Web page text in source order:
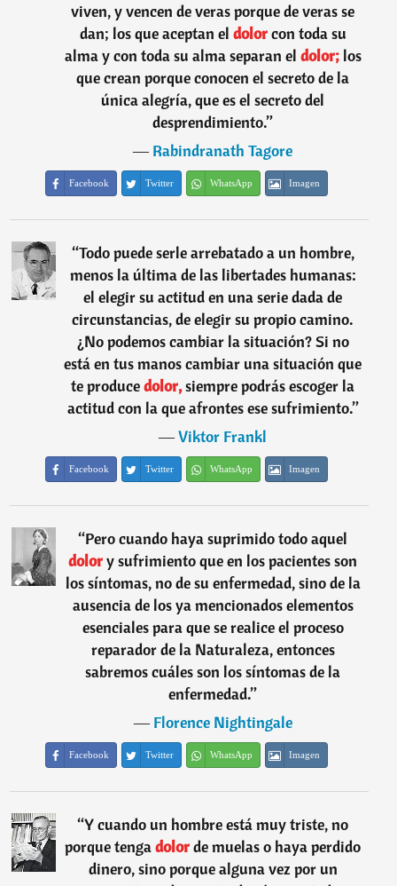
viven, y vencen de veras porque de veras se
dan; los que aceptan el dolorcon toda su
alma y con toda su alma separan el dolor;los
que crean porque conocen el secreto de la
única alegría, que es el secreto del
desprendimiento.”
―Rabindranath Tagore
Facebook Twitter WhatsApp Imagen
“Todo puede serle arrebatado a un hombre,
menos la última de las libertades humanas:
el elegir su actitud en una serie dada de
circunstancias, de elegir su propio camino.
¿No podemos cambiar la situación? Si no
está en tus manos cambiar una situación que
te producedolor,siempre podrás escoger la
actitud con la que afrontes ese sufrimiento.”
―Viktor Frankl
Facebook Twitter WhatsApp Imagen
“Pero cuando haya suprimido todo aquel
dolory sufrimiento que en los pacientes son
los síntomas, no de su enfermedad, sino de la
ausencia de los ya mencionados elementos
esenciales para que se realice el proceso
reparador de la Naturaleza, entonces
sabremos cuáles son los síntomas de la
enfermedad.”
―Florence Nightingale
Facebook Twitter WhatsApp Imagen
“Y cuando un hombre está muy triste, no
porque tengadolorde muelas o haya perdido
dinero, sino porque alguna vez por un